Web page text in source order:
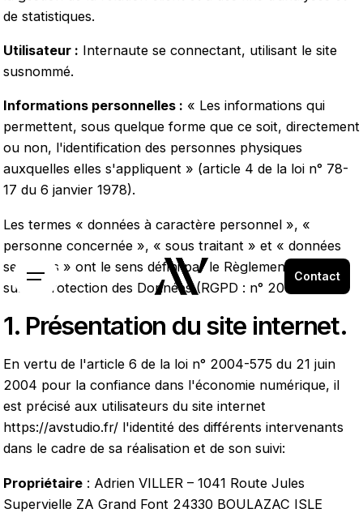
Contact
de statistiques.
Utilisateur : Internaute se connectant, utilisant le site
susnommé.
Informations personnelles : « Les informations qui
permettent, sous quelque forme que ce soit, directement
ou non, l'identification des personnes physiques
auxquelles elles s'appliquent » (article 4 de la loi n° 78-
17 du 6 janvier 1978).
Les termes « données à caractère personnel », «
personne concernée », « sous traitant » et « données
sensibles » ont le sens défini par le Règlement Général
sur la Protection des Données (RGPD : n° 2016-679)
1. Présentation du site internet.
En vertu de l'article 6 de la loi n° 2004-575 du 21 juin
2004 pour la confiance dans l'économie numérique, il
est précisé aux utilisateurs du site internet
https://avstudio.fr/ l'identité des différents intervenants
dans le cadre de sa réalisation et de son suivi:
Propriétaire : Adrien VILLER – 1041 Route Jules
Supervielle ZA Grand Font 24330 BOULAZAC ISLE